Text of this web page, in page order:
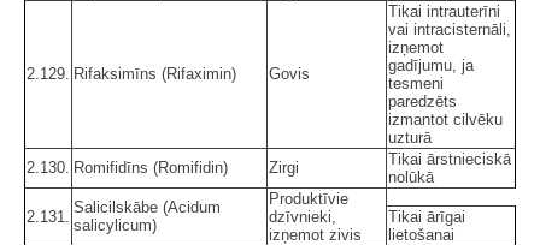
2.129. Rifaksimīns (Rifaximin) Govis
Tikai intrauterīni
vai intracisternāli,
izņemot
gadījumu, ja
tesmeni
paredzēts
izmantot cilvēku
uzturā
2.130. Romifidīns (Romifidin) Zirgi
Tikai ārstnieciskā
nolūkā
2.131.
Salicilskābe (Acidum
salicylicum)
Produktīvie
dzīvnieki,
izņemot zivis
Tikai ārīgai
lietošanai